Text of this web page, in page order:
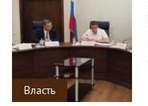
Власть